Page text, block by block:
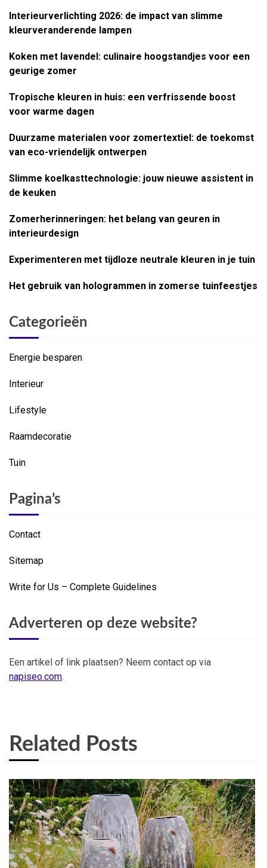
Interieurverlichting 2026: de impact van slimme
kleurveranderende lampen
Koken met lavendel: culinaire hoogstandjes voor een
geurige zomer
Tropische kleuren in huis: een verfrissende boost
voor warme dagen
Duurzame materialen voor zomertextiel: de toekomst
van eco-vriendelijk ontwerpen
Slimme koelkasttechnologie: jouw nieuwe assistent in
de keuken
Zomerherinneringen: het belang van geuren in
interieurdesign
Experimenteren met tijdloze neutrale kleuren in je tuin
Het gebruik van hologrammen in zomerse tuinfeestjes
Categorieën
Energie besparen
Interieur
Lifestyle
Raamdecoratie
Tuin
Pagina’s
Contact
Sitemap
Write for Us – Complete Guidelines
Adverteren op deze website?
Een artikel of link plaatsen? Neem contact op via
napiseo.com.
Related Posts